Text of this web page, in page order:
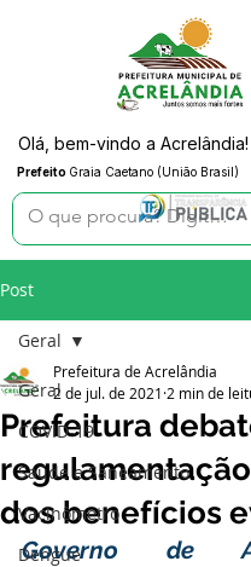
Prefeito Graia Caetano (União Brasil)
Olá, bem-vindo a Acrelândia!
Post
Geral
COVID-19
Saúde e Saneamento
Vacinômetro
Dengue
Geral
Prefeitura
dos benefícios
Prefeitura de Acrelândia
2 de jul. de 2021 2 min de
Governo de